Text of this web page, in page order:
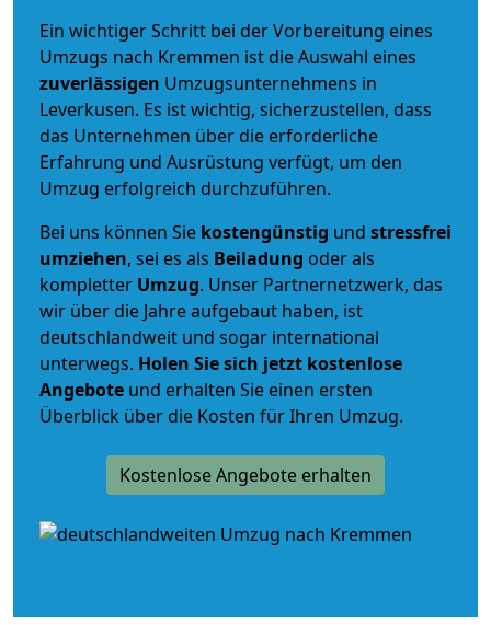
Ein wichtiger Schritt bei der Vorbereitung eines
Umzugs nach Kremmen ist die Auswahl eines
zuverlässigen Umzugsunternehmens in
Leverkusen. Es ist wichtig, sicherzustellen, dass
das Unternehmen über die erforderliche
Erfahrung und Ausrüstung verfügt, um den
Umzug erfolgreich durchzuführen.
Bei uns können Sie kostengünstig und stressfrei
umziehen, sei es als Beiladung oder als
kompletter Umzug. Unser Partnernetzwerk, das
wir über die Jahre aufgebaut haben, ist
deutschlandweit und sogar international
unterwegs. Holen Sie sich jetzt kostenlose
Angebote und erhalten Sie einen ersten
Überblick über die Kosten für Ihren Umzug.
Kostenlose Angebote erhalten